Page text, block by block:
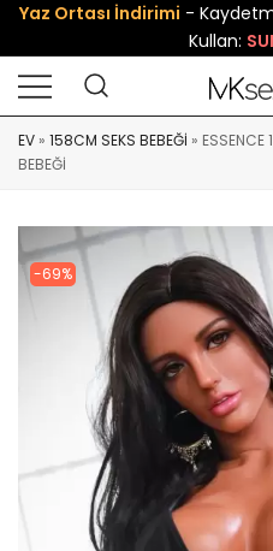
Yaz Ortası İndirimi -
Kullan:
EV » 158CM SEKS BEBEĞI » ESSENCE
BEBEĞI
-69%